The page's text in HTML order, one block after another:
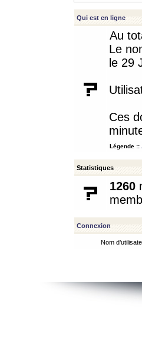
Qui est en ligne
Au
Le
le 29
Ces
Légende ::
Statistiques
1260
Connexion
Nom